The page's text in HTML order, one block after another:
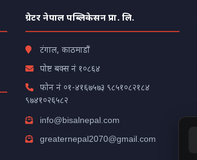
ग्रेटर नेपाल पब्लिकेसन प्रा. लि.
टंगाल, काठमाडौं
पोष्ट बक्स नं १०८६४
फोन नं ०१-४१६७५७३ ९८५१०८२१८४
९७४१०२६५८२
info@bisalnepal.com
greaternepal2070@gmail.com